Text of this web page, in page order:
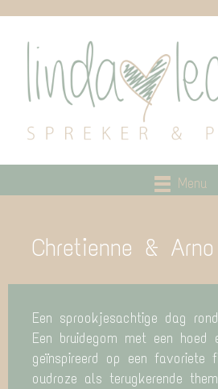
Menu
Chretienne &
Een sprookjesachtige dag
Een bruidegom met een hoed
geïnspireerd op een favoriete
oudroze als terugkerende